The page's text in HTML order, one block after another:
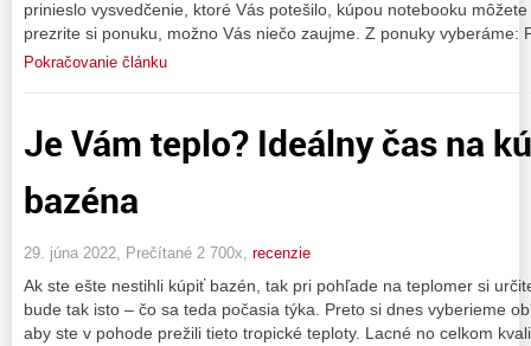
prinieslo vysvedčenie, ktoré Vás potešilo, kúpou notebooku
prezrite si ponuku, možno Vás niečo zaujme. Z ponuky
Pokračovanie článku
Je Vám teplo? Ideálny čas na
bazéna
29. júna 2022, Prečítané 2 700x, recenzie
Ak ste ešte nestihli kúpiť bazén, tak pri pohľade na teplomer si
bude tak isto – čo sa teda počasia týka. Preto si dnes vyberieme
aby ste v pohode prežili tieto tropické teploty. Lacné no celkom